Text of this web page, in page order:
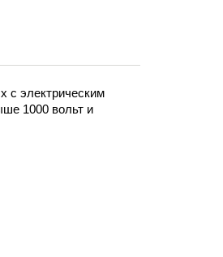
с электрическим
1000 вольт и